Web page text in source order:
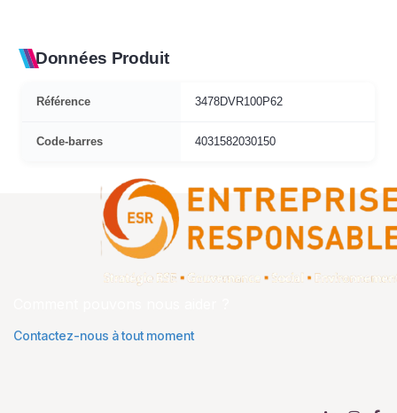
Données Produit
Référence 3478DVR100P62
Code-barres 4031582030150
Contactez-nous à tout moment